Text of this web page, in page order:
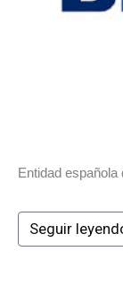
Entidad
Seguir